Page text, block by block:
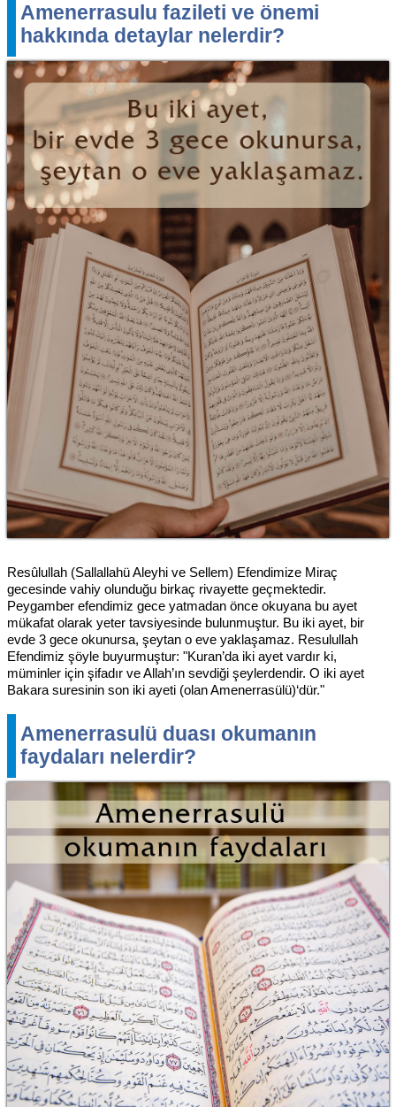
Amenerrasulu fazileti ve önemi
hakkında detaylar nelerdir?
Resûlullah (Sallallahü Aleyhi ve Sellem) Efendimize Miraç
gecesinde vahiy olunduğu birkaç rivayette geçmektedir.
Peygamber efendimiz gece yatmadan önce okuyana bu ayet
mükafat olarak yeter tavsiyesinde bulunmuştur. Bu iki ayet, bir
evde 3 gece okunursa, şeytan o eve yaklaşamaz. Resulullah
Efendimiz şöyle buyurmuştur: "Kuran’da iki ayet vardır ki,
müminler için şifadır ve Allah’ın sevdiği şeylerdendir. O iki ayet
Bakara suresinin son iki ayeti (olan Amenerrasülü)‘dür."
Amenerrasulü duası okumanın
faydaları nelerdir?